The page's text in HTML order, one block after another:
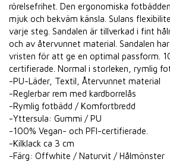
rörelsefrihet. Den ergonomiska
mjuk och bekväm känsla. Sulans
varje steg. Sandalen är tillverkad i fint
och av återvunnet material. Sandalen
vristen för att ge en optimal passform.
certifierade. Normal i storleken, rymlig
-PU-Läder, Textil, Återvunnet material
-Reglerbar rem med kardborrelås
-Rymlig fotbädd / Komfortbredd
-Yttersula: Gummi / PU
-100% Vegan- och PFI-certifierade.
-Kilklack ca 3 cm
-Färg: Offwhite / Naturvit / Hålmönster